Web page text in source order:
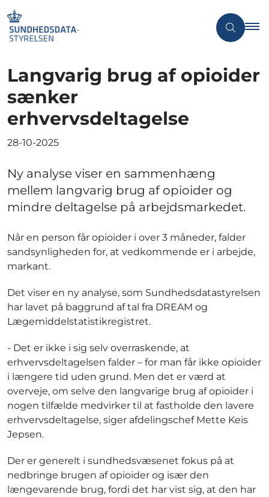
Langvarig brug af opioider
sænker
erhvervsdeltagelse
28-10-2025
Ny analyse viser en sammenhæng
mellem langvarig brug af opioider og
mindre deltagelse på arbejdsmarkedet.
Når en person får opioider i over 3 måneder, falder
sandsynligheden for, at vedkommende er i arbejde,
markant.
Det viser en ny analyse, som Sundhedsdatastyrelsen
har lavet på baggrund af tal fra DREAM og
Lægemiddelstatistikregistret.
- Det er ikke i sig selv overraskende, at
erhvervsdeltagelsen falder – for man får ikke opioider
i længere tid uden grund. Men det er værd at
overveje, om selve den langvarige brug af opioider i
nogen tilfælde medvirker til at fastholde den lavere
erhvervsdeltagelse, siger afdelingschef Mette Keis
Jepsen.
Der er generelt i sundhedsvæsenet fokus på at
nedbringe brugen af opioider og især den
længevarende brug, fordi det har vist sig, at den har